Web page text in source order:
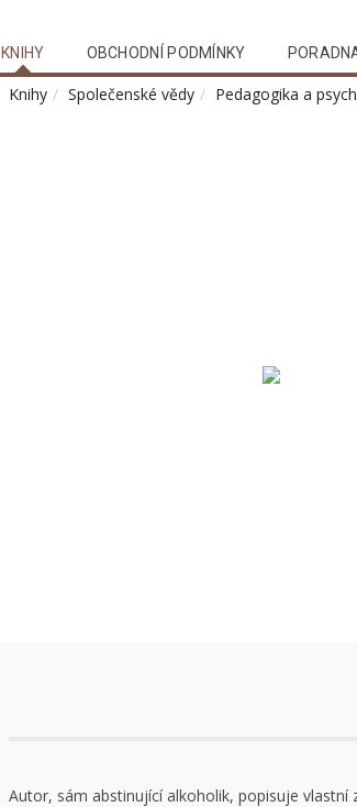
KNIHY OBCHODNÍ PODMÍNKY
Knihy Společenské vědy Pedagogika a
Autor, sám abstinující alkoholik, popisuje